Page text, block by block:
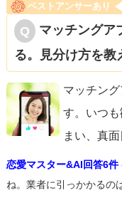
ベストアンサーあり
マッチングア
る。見分け方を教
マッチン
す。いつ
まい、真面
恋愛マスター&AI回答6件
ね。業者に引っかかるの